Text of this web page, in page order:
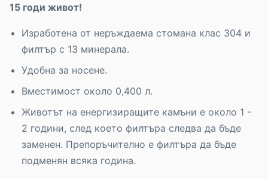
15 годи живот!
Изработена от неръждаема стомана клас 304 и
филтър с 13 минерала.
Удобна за носене.
Вместимост около 0,400 л.
Животът на енергизиращите камъни е около 1 -
2 години, след което филтъра следва да бъде
заменен. Препоръчително е филтъра да бъде
подменян всяка година.